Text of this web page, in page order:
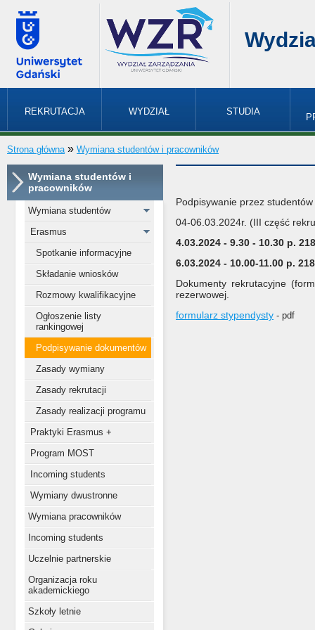
REKRUTACJA WYDZIAŁ STUDIA
Strona główna » Wymiana studentów i pracowników
Wymiana studentów i
pracowników
Wymiana studentów
Erasmus
Spotkanie informacyjne
Składanie wniosków
Rozmowy kwalifikacyjne
Ogłoszenie listy
rankingowej
Podpisywanie dokumentów
Zasady wymiany
Zasady rekrutacji
Zasady realizacji programu
Praktyki Erasmus +
Program MOST
Incoming students
Wymiany dwustronne
Wymiana pracowników
Incoming students
Uczelnie partnerskie
Organizacja roku
akademickiego
Szkoły letnie
Podpisywanie przez
04-06.03.2024r. (III część
4.03.2024 - 9.30 - 10.30 p. 218
6.03.2024 - 10.00-11.00 p. 218
Dokumenty rekrutacyjne
rezerwowej.
formularz stypendysty - pdf